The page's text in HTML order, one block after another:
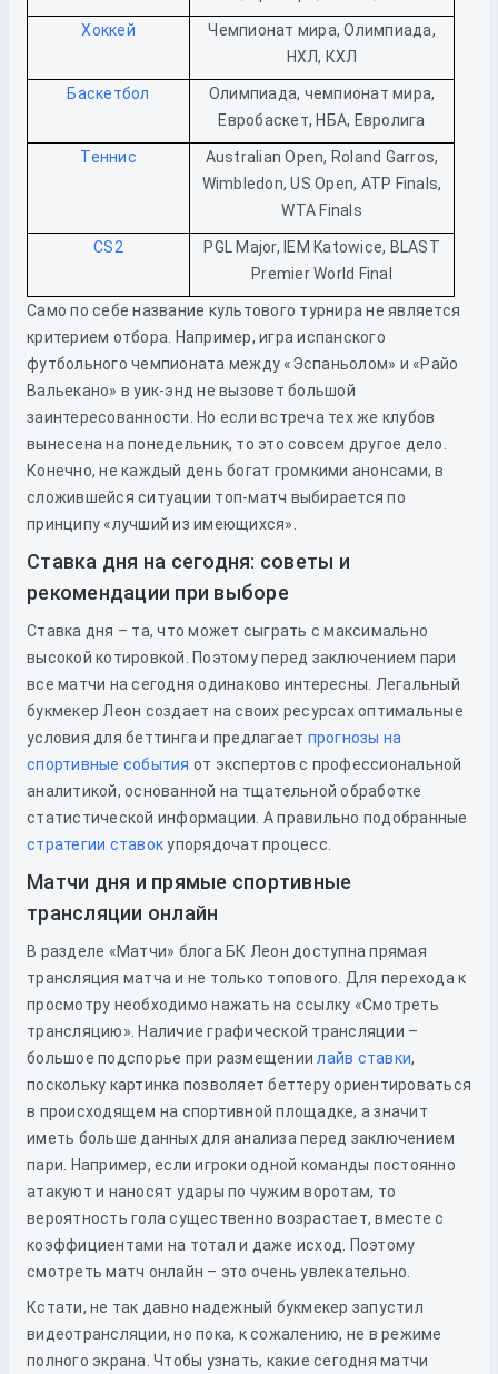
Хоккей
Чемпионат мира, Олимпиада,
НХЛ, КХЛ
Баскетбол
Олимпиада, чемпионат мира,
Евробаскет, НБА, Евролига
Теннис
Australian Open, Roland Garros,
Wimbledon, US Open, ATP Finals,
WTA Finals
CS2
PGL Major, IEM Katowice, BLAST
Premier World Final
Само по себе название культового турнира не является
критерием отбора. Например, игра испанского
футбольного чемпионата между «Эспаньолом» и «Райо
Вальекано» в уик-энд не вызовет большой
заинтересованности. Но если встреча тех же клубов
вынесена на понедельник, то это совсем другое дело.
Конечно, не каждый день богат громкими анонсами, в
сложившейся ситуации топ-матч выбирается по
принципу «лучший из имеющихся».
Ставка дня на сегодня: советы и
рекомендации при выборе
Ставка дня – та, что может сыграть с максимально
высокой котировкой. Поэтому перед заключением пари
все матчи на сегодня одинаково интересны. Легальный
букмекер Леон создает на своих ресурсах оптимальные
условия для беттинга и предлагает прогнозы на
спортивные события от экспертов с профессиональной
аналитикой, основанной на тщательной обработке
статистической информации. А правильно подобранные
стратегии ставокупорядочат процесс.
Матчи дня и прямые спортивные
трансляции онлайн
В разделе «Матчи» блога БК Леон доступна прямая
трансляция матча и не только топового. Для перехода к
просмотру необходимо нажать на ссылку «Смотреть
трансляцию». Наличие графической трансляции –
большое подспорье при размещениилайв ставки,
поскольку картинка позволяет беттеру ориентироваться
в происходящем на спортивной площадке, а значит
иметь больше данных для анализа перед заключением
пари. Например, если игроки одной команды постоянно
атакуют и наносят удары по чужим воротам, то
вероятность гола существенно возрастает, вместе с
коэффициентами на тотал и даже исход. Поэтому
смотреть матч онлайн – это очень увлекательно.
Кстати, не так давно надежный букмекер запустил
видеотрансляции, но пока, к сожалению, не в режиме
полного экрана. Чтобы узнать, какие сегодня матчи